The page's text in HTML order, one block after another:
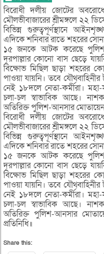
বিরোধী দলীয় জোটের
মৌলভীবাজারের শ্রীমঙ্গলে ২২
বিভিন্ন গুরুত্বপূর্ণস্থানে
এদিকে শনিবার রাতে শহরের
১৫ জনকে আটক করেছে
দূরপাল্লার কোনো বাস ছেড়ে
বিক্ষোভ মিছিল ছাড়া শহরের
পাওয়া যায়নি। তবে
নেই ১৮দলে নেতা-কর্মীরা।
চলা-চল স্বাভাবিক আছে।
অতিরিক্ত পুলিশ-আনসার মোতায়েন
বিরোধী দলীয় জোটের
মৌলভীবাজারের শ্রীমঙ্গলে ২২
বিভিন্ন গুরুত্বপূর্ণস্থানে
এদিকে শনিবার রাতে শহরের
১৫ জনকে আটক করেছে
দূরপাল্লার কোনো বাস ছেড়ে
বিক্ষোভ মিছিল ছাড়া শহরের
পাওয়া যায়নি। তবে
নেই ১৮দলে নেতা-কর্মীরা।
চলা-চল স্বাভাবিক আছে।
অতিরিক্ত পুলিশ-আনসার
প্রতিনিধি॥
Share this: